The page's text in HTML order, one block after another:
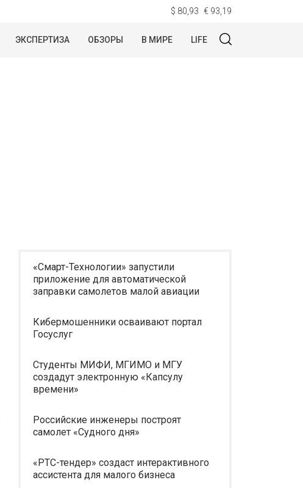
$ 80,93 € 93,19
ЭКСПЕРТИЗА ОБЗОРЫ В МИРЕ LIFE
«Смарт-Технологии» запустили
приложение для автоматической
заправки самолетов малой авиации
Кибермошенники осваивают портал
Госуслуг
Студенты МИФИ, МГИМО и МГУ
создадут электронную «Капсулу
времени»
Российские инженеры построят
самолет «Судного дня»
«РТС-тендер» создаст интерактивного
ассистента для малого бизнеса